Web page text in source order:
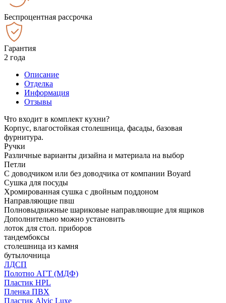
Беспроцентная рассрочка
Гарантия
2 года
Описание
Отделка
Информация
Отзывы
Что входит в комплект кухни?
Корпус, влагостойкая столешница, фасады, базовая
фурнитура.
Ручки
Различные варианты дизайна и материала на выбор
Петли
С доводчиком или без доводчика от компании Boyard
Сушка для посуды
Хромированная сушка с двойным поддоном
Направляющие пвш
Полновыдвижные шариковые направляющие для ящиков
Дополнительно можно установить
лоток для стол. приборов
тандембоксы
столешница из камня
бутылочница
ЛДСП
Полотно АГТ (МДФ)
Пластик HPL
Пленка ПВХ
Пластик Alvic Luxe